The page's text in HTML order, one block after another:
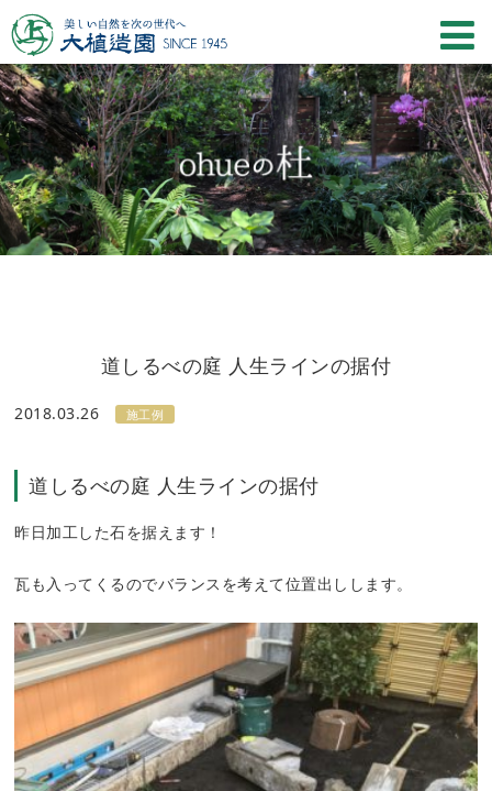
道しるべの庭 人生ラインの据付
2018.03.26 施工例
道しるべの庭 人生ラインの据付
昨日加工した石を据えます！
瓦も入ってくるのでバランスを考えて位置出しします。